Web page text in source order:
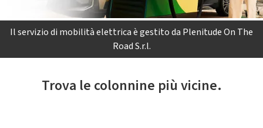
Il servizio di mobilità elettrica è gestito da Plenitude On The
Road S.r.l.
Trova le colonnine più vicine.